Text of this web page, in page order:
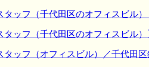
ッフ（千代田区のオフィスビル）
ッフ（千代田区のオフィスビル）
ッフ（オフィスビル）／千代田区